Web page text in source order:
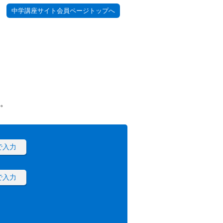
中学講座サイト会員ページトップへ
入力
入力